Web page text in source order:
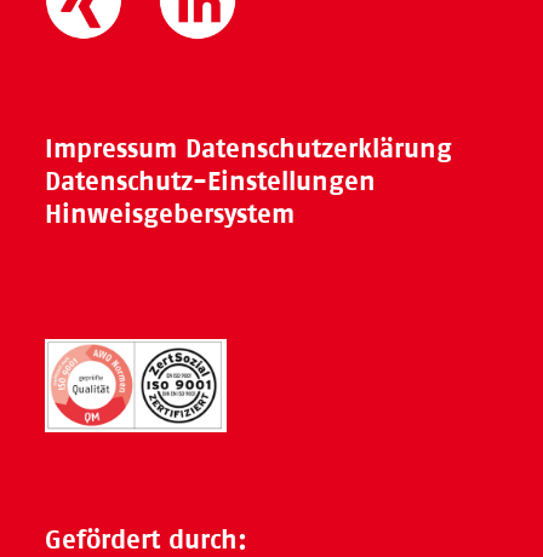
Impressum Datenschutzerklärung
Datenschutz-Einstellungen
Hinweisgebersystem
Gefördert durch: